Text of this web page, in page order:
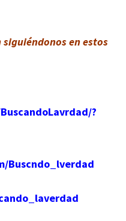
en estos
?
Buscndo_lverdad